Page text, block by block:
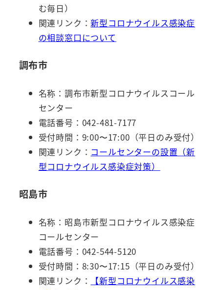
む毎日）
関連リンク：新型コロナウイルス感染症
の相談窓口について
調布市
名称：調布市新型コロナウイルスコール
センター
電話番号：042-481-7177
受付時間：9:00〜17:00（平日のみ受付）
関連リンク： コールセンターの設置（新
型コロナウイルス感染症対策）
昭島市
名称：昭島市新型コロナウイルス感染症
コールセンター
電話番号：042-544-5120
受付時間：8:30〜17:15（平日のみ受付）
関連リンク：
【新型コロナウイルス感染